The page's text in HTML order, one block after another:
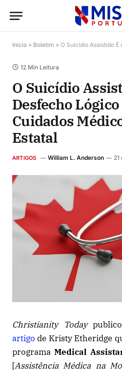
Início » Boletim » O Suicídio Assistido É o Desfecho
12 Min Leitura
O Suicídio
Desfecho
Cuidados
Estatal
ARTIGOS William L. Anderson 21
Christianity Today
artigo de Kristy Etheridge
programa Medical
[Assistência Médica na